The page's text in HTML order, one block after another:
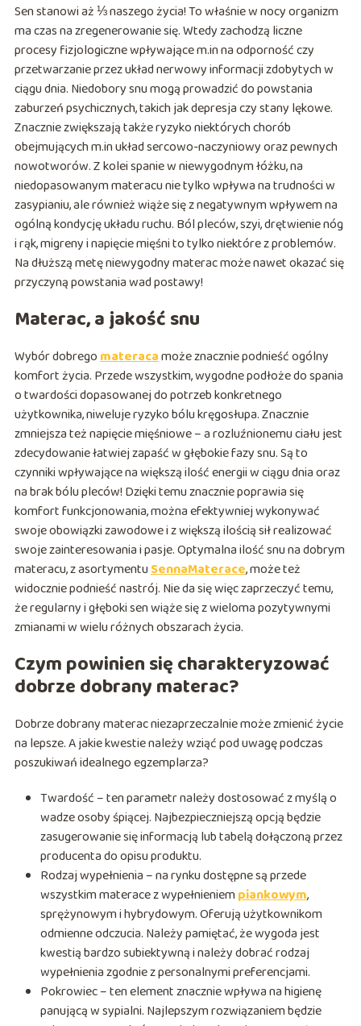
Sen stanowi aż ⅓ naszego życia! To właśnie w nocy organizm
ma czas na zregenerowanie się. Wtedy zachodzą liczne
procesy fizjologiczne wpływające m.in na odporność czy
przetwarzanie przez układ nerwowy informacji zdobytych w
ciągu dnia. Niedobory snu mogą prowadzić do powstania
zaburzeń psychicznych, takich jak depresja czy stany lękowe.
Znacznie zwiększają także ryzyko niektórych chorób
obejmujących m.in układ sercowo-naczyniowy oraz pewnych
nowotworów. Z kolei spanie w niewygodnym łóżku, na
niedopasowanym materacu nie tylko wpływa na trudności w
zasypianiu, ale również wiąże się z negatywnym wpływem na
ogólną kondycję układu ruchu. Ból pleców, szyi, drętwienie nóg
i rąk, migreny i napięcie mięśni to tylko niektóre z problemów.
Na dłuższą metę niewygodny materac może nawet okazać się
przyczyną powstania wad postawy!
Materac, a jakość snu
Wybór dobregomateracamoże znacznie podnieść ogólny
komfort życia. Przede wszystkim, wygodne podłoże do spania
o twardości dopasowanej do potrzeb konkretnego
użytkownika, niweluje ryzyko bólu kręgosłupa. Znacznie
zmniejsza też napięcie mięśniowe – a rozluźnionemu ciału jest
zdecydowanie łatwiej zapaść w głębokie fazy snu. Są to
czynniki wpływające na większą ilość energii w ciągu dnia oraz
na brak bólu pleców! Dzięki temu znacznie poprawia się
komfort funkcjonowania, można efektywniej wykonywać
swoje obowiązki zawodowe i z większą ilością sił realizować
swoje zainteresowania i pasje. Optymalna ilość snu na dobrym
materacu, z asortymentuSennaMaterace, może też
widocznie podnieść nastrój. Nie da się więc zaprzeczyć temu,
że regularny i głęboki sen wiąże się z wieloma pozytywnymi
zmianami w wielu różnych obszarach życia.
Czym powinien się charakteryzować
dobrze dobrany materac?
Dobrze dobrany materac niezaprzeczalnie może zmienić życie
na lepsze. A jakie kwestie należy wziąć pod uwagę podczas
poszukiwań idealnego egzemplarza?
Twardość – ten parametr należy dostosować z myślą o
wadze osoby śpiącej. Najbezpieczniejszą opcją będzie
zasugerowanie się informacją lub tabelą dołączoną przez
producenta do opisu produktu.
Rodzaj wypełnienia – na rynku dostępne są przede
wszystkim materace z wypełnieniempiankowym,
sprężynowym i hybrydowym. Oferują użytkownikom
odmienne odczucia. Należy pamiętać, że wygoda jest
kwestią bardzo subiektywną i należy dobrać rodzaj
wypełnienia zgodnie z personalnymi preferencjami.
Pokrowiec – ten element znacznie wpływa na higienę
panującą w sypialni. Najlepszym rozwiązaniem będzie